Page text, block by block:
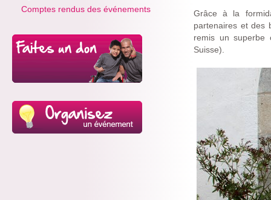
Comptes rendus des événements
Grâce à la
partenaires et des
remis un
Suisse).